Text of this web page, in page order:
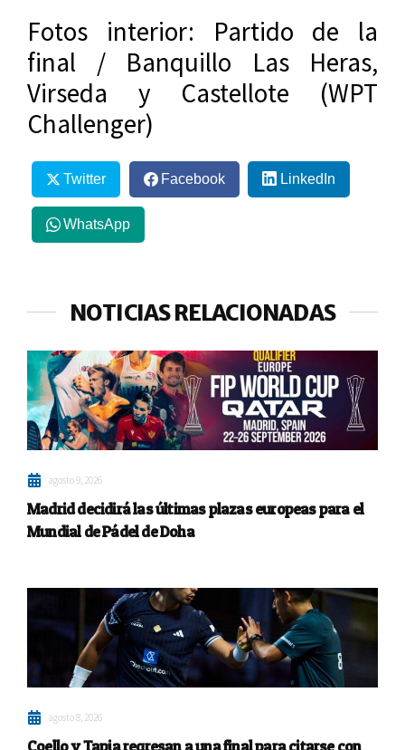
Fotos interior: Partido de la
final / Banquillo Las Heras,
Virseda y Castellote (WPT
Challenger)
Twitter Facebook LinkedIn
WhatsApp
NOTICIAS RELACIONADAS
agosto 9, 2026
Madrid decidirá las últimas plazas europeas para el
Mundial de Pádel de Doha
agosto 8, 2026
Coello y Tapia regresan a una final para citarse con